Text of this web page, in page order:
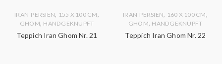
IRAN-PERSIEN, 155 X 100 CM,
GHOM, HANDGEKNÜPFT
Teppich Iran Ghom Nr. 21
IRAN-PERSIEN, 160 X 100 CM,
GHOM, HANDGEKNÜPFT
Teppich Iran Ghom Nr. 22